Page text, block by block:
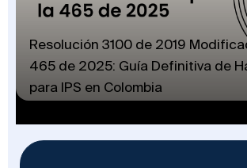
Resolución 3100 de 2019
465 de 2025: Guía Definitiva de
para IPS en Colombia